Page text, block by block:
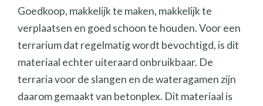
Goedkoop, makkelijk te maken, makkelijk te
verplaatsen en goed schoon te houden. Voor een
terrarium dat regelmatig wordt bevochtigd, is dit
materiaal echter uiteraard onbruikbaar. De
terraria voor de slangen en de wateragamen zijn
daarom gemaakt van betonplex. Dit materiaal is